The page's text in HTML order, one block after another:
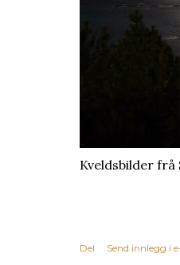
Kveldsbilder frå
Del Send innlegg i